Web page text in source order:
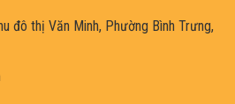
đô thị Văn Minh, Phường Bình Trưng,